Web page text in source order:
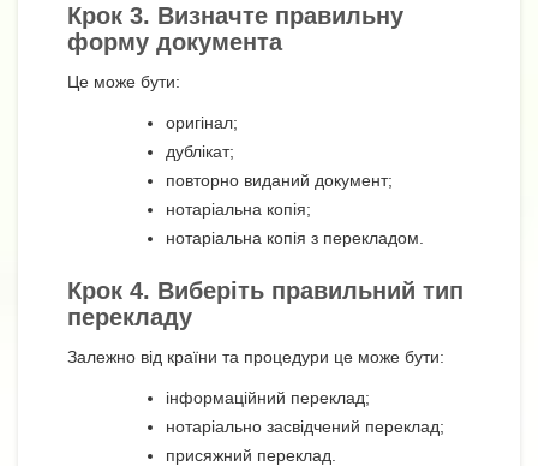
Крок 3. Визначте правильну
форму документа
Це може бути:
оригінал;
дублікат;
повторно виданий документ;
нотаріальна копія;
нотаріальна копія з перекладом.
Крок 4. Виберіть правильний тип
перекладу
Залежно від країни та процедури це може бути:
інформаційний переклад;
нотаріально засвідчений переклад;
присяжний переклад.